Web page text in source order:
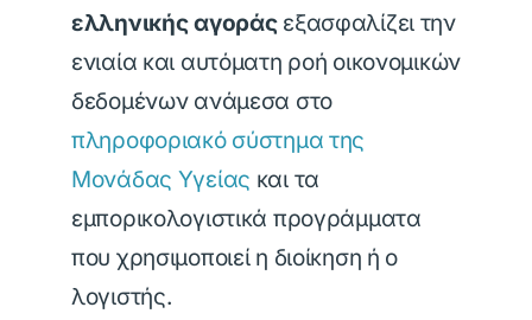
ελληνικής αγοράςεξασφαλίζει την
ενιαία και αυτόματη ροή οικονομικών
δεδομένων ανάμεσα στο
πληροφοριακό σύστημα της
Μονάδας Υγείας και τα
εμπορικολογιστικά προγράμματα
που χρησιμοποιεί η διοίκηση ή ο
λογιστής.